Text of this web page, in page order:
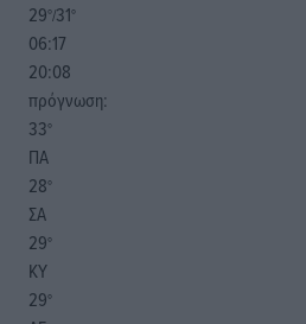
29°/31°
06:17
20:08
πρόγνωση:
33°
ΠΑ
28°
ΣΑ
29°
ΚΥ
29°